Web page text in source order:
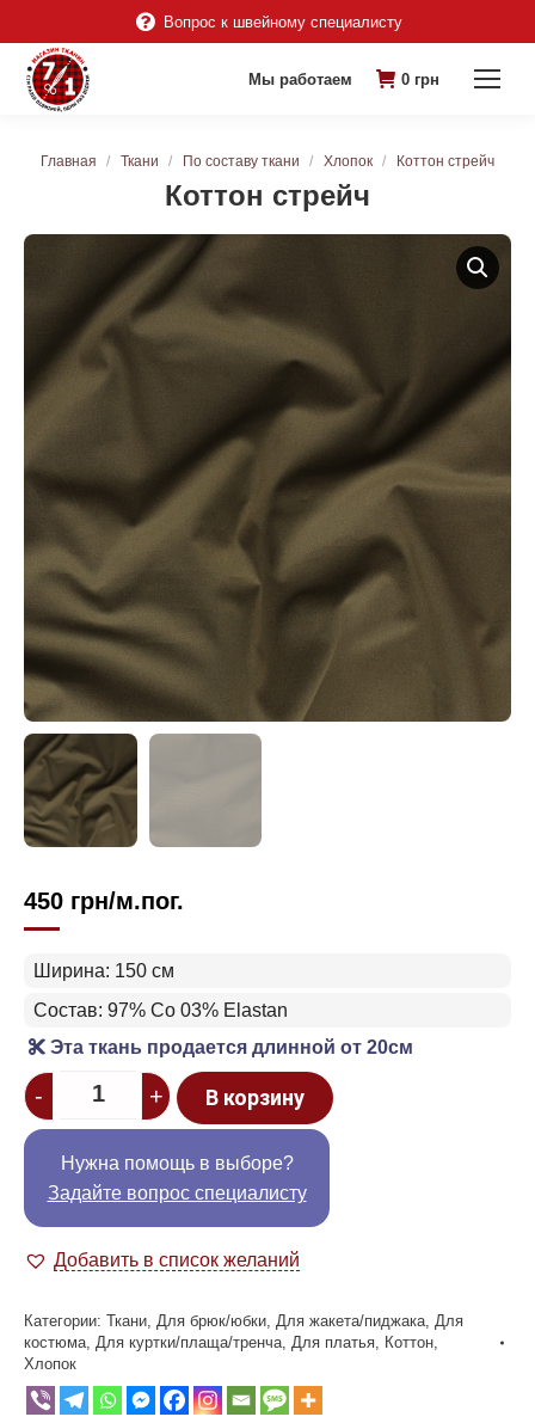
Вопрос к швейному специалисту
Мы работаем 0 грн
Коттон стрейч
Вы здесь:
Главная Ткани По составу ткани Хлопок Коттон стрейч
450 грн/м.пог.
Ширина: 150 см
Состав: 97% Co 03% Elastan
Эта ткань продается длинной от 20см
Quantity
- + В корзину
Нужна помощь в выборе?
Задайте вопрос специалисту
Добавить в список желаний
Категории: Ткани Для брюк/юбки Для жакета/пиджака Для
костюма Для куртки/плаща/тренча Для платья Коттон
Хлопок